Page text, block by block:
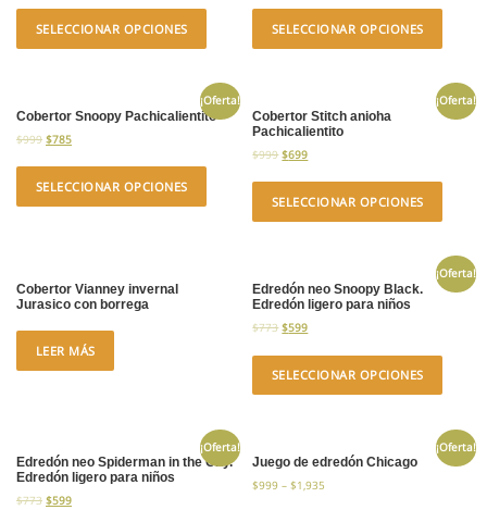
SELECCIONAR OPCIONES SELECCIONAR OPCIONES
¡Oferta!
Cobertor Snoopy Pachicalientito
$999 $785
SELECCIONAR OPCIONES
¡Oferta!
Cobertor Stitch anioha
Pachicalientito
$999 $699
SELECCIONAR OPCIONES
Cobertor Vianney invernal
Jurasico con borrega
LEER MÁS
¡Oferta!
Edredón neo Snoopy Black.
Edredón ligero para niños
$773 $599
SELECCIONAR OPCIONES
¡Oferta!
Edredón neo Spiderman in the City.
Edredón ligero para niños
$773 $599
¡Oferta!
Juego de edredón Chicago
$999 –$1,935